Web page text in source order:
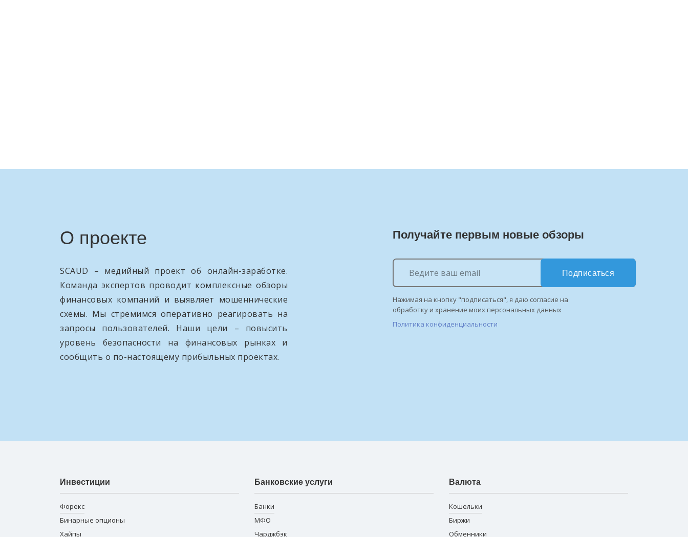
О проекте
SCAUD – медийный проект об онлайн-заработке.
Команда экспертов проводит комплексные обзоры
финансовых компаний и выявляет мошеннические
схемы. Мы стремимся оперативно реагировать на
запросы пользователей. Наши цели – повысить
уровень безопасности на финансовых рынках и
сообщить о по-настоящему прибыльных проектах.
Получайте первым новые обзоры
Подписаться
Нажимая на кнопку "подписаться", я даю согласие на
обработку и хранение моих персональных данных
Политика конфиденциальности
Инвестиции
Форекс
Бинарные опционы
Хайпы
Банковские услуги
Банки
МФО
Чарджбэк
Валюта
Кошельки
Биржи
Обменники